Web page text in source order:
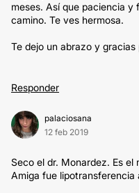
meses. Así que paciencia y
camino. Te ves hermosa.
Te dejo un abrazo y gracias
Responder
palaciosana
12 feb 2019
Seco el dr. Monardez. Es el
Amiga fue lipotransferencia